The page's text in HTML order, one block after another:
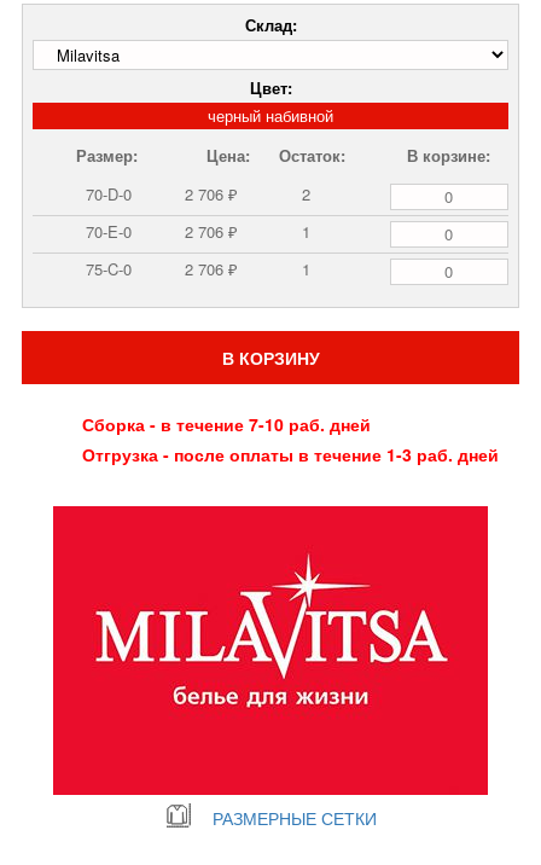
Склад:
Цвет:
черный набивной
Размер:
Цена: Остаток:
В корзине:
70-D-0
2 706 ₽
2
70-E-0
2 706 ₽
1
75-C-0
2 706 ₽ 1
В КОРЗИНУ
Сборка - в течение 7-10 раб. дней
Отгрузка - после оплаты в течение 1-3 раб. дней
РАЗМЕРНЫЕ СЕТКИ